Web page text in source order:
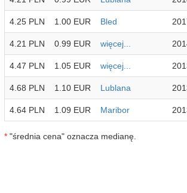
4.25 PLN 1.00 EUR Bled
4.21 PLN 0.99 EUR więcej...
4.47 PLN 1.05 EUR więcej...
4.68 PLN 1.10 EUR Lublana
4.64 PLN 1.09 EUR Maribor
* "średnia cena" oznacza medianę.